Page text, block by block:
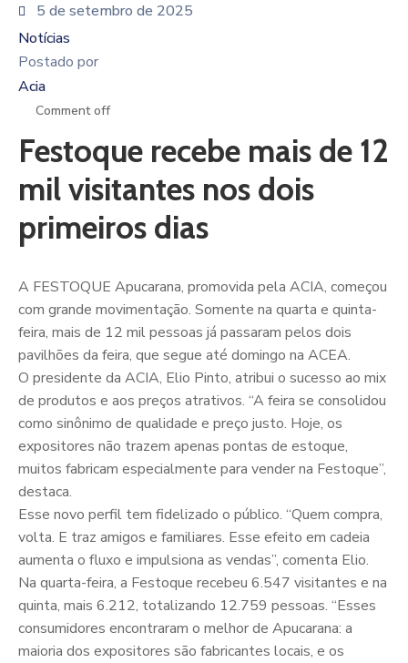
5 de setembro de 2025
Notícias
Postado por
Acia
Comment off
Festoque recebe mais de 12
mil visitantes nos dois
primeiros dias
A FESTOQUE Apucarana, promovida pela ACIA, começou
com grande movimentação. Somente na quarta e quinta-
feira, mais de 12 mil pessoas já passaram pelos dois
pavilhões da feira, que segue até domingo na ACEA.
O presidente da ACIA, Elio Pinto, atribui o sucesso ao mix
de produtos e aos preços atrativos. “A feira se consolidou
como sinônimo de qualidade e preço justo. Hoje, os
expositores não trazem apenas pontas de estoque,
muitos fabricam especialmente para vender na Festoque”,
destaca.
Esse novo perfil tem fidelizado o público. “Quem compra,
volta. E traz amigos e familiares. Esse efeito em cadeia
aumenta o fluxo e impulsiona as vendas”, comenta Elio.
Na quarta-feira, a Festoque recebeu 6.547 visitantes e na
quinta, mais 6.212, totalizando 12.759 pessoas. “Esses
consumidores encontraram o melhor de Apucarana: a
maioria dos expositores são fabricantes locais, e os